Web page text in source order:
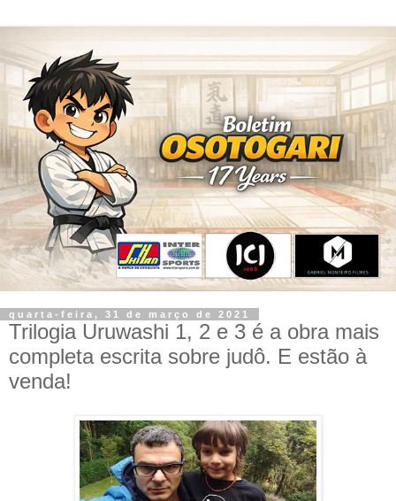
quarta-feira, 31 de março de 2021
Trilogia Uruwashi 1, 2 e 3 é a obra mais
completa escrita sobre judô. E estão à
venda!